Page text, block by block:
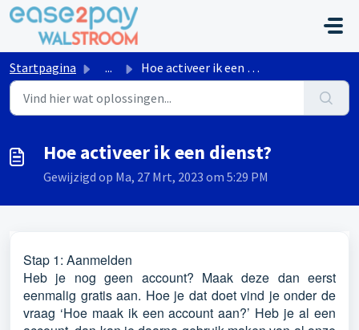
Doorgaan naar hoofdinhoud
Startpagina ... Hoe activeer ik een dienst?
Hoe activeer ik een dienst?
Gewijzigd op Ma, 27 Mrt, 2023 om 5:29 PM
Stap 1: Aanmelden
Heb je nog geen account? Maak deze dan eerst
eenmalig gratis aan. Hoe je dat doet vind je onder de
vraag ‘Hoe maak ik een account aan?’ Heb je al een